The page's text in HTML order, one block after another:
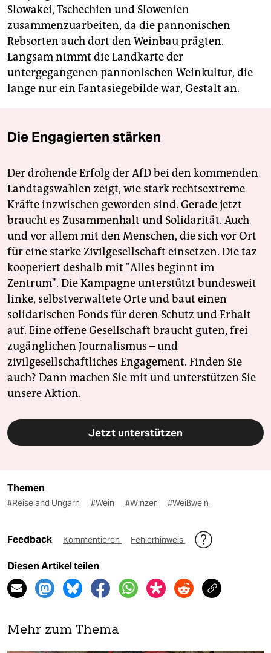
Slowakei, Tschechien und Slowenien
zusammenzuarbeiten, da die pannonischen
Rebsorten auch dort den Weinbau prägten.
Langsam nimmt die Landkarte der
untergegangenen pannonischen Weinkultur, die
lange nur ein Fantasiegebilde war, Gestalt an.
Die Engagierten stärken
Der drohende Erfolg der AfD bei den kommenden
Landtagswahlen zeigt, wie stark rechtsextreme
Kräfte inzwischen geworden sind. Gerade jetzt
braucht es Zusammenhalt und Solidarität. Auch
und vor allem mit den Menschen, die sich vor Ort
für eine starke Zivilgesellschaft einsetzen. Die taz
kooperiert deshalb mit "Alles beginnt im
Zentrum". Die Kampagne unterstützt bundesweit
linke, selbstverwaltete Orte und baut einen
solidarischen Fonds für deren Schutz und Erhalt
auf. Eine offene Gesellschaft braucht guten, frei
zugänglichen Journalismus – und
zivilgesellschaftliches Engagement. Finden Sie
auch? Dann machen Sie mit und unterstützen Sie
unsere Aktion.
Jetzt unterstützen
Themen
#Reiseland Ungarn #Wein #Winzer #Weißwein
Feedback Kommentieren Fehlerhinweis
Diesen Artikel teilen
Mehr zum Thema